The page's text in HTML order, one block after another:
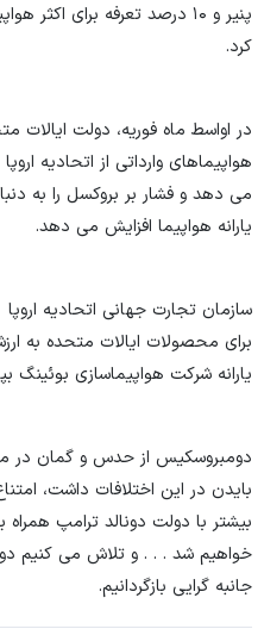
پنیر و ۱۰ درصد تعرفه برای
کرد.
در اواسط ماه فوریه، دولت ایالات
یارانه هواپیما افزایش می دهد.
سازمان تجارت جهانی اتحادیه
یارانه شرکت هواپیماسازی بوئینگ
دومبروسکیس از حدس و گمان در
بایدن در این اختلافات داشت،
بیشتر با دولت دونالد ترامپ
خواهیم شد . . . و تلاش می کنیم
جانبه گرایی بازگردانیم.